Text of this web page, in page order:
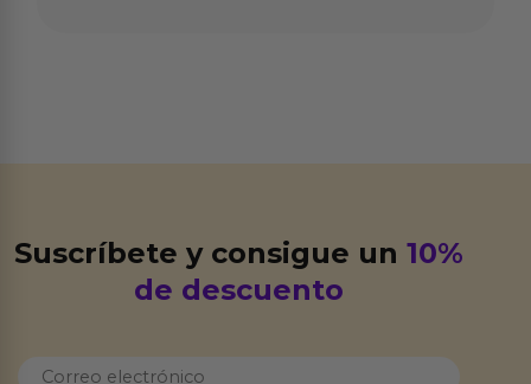
Suscríbete y consigue un10%
de descuento